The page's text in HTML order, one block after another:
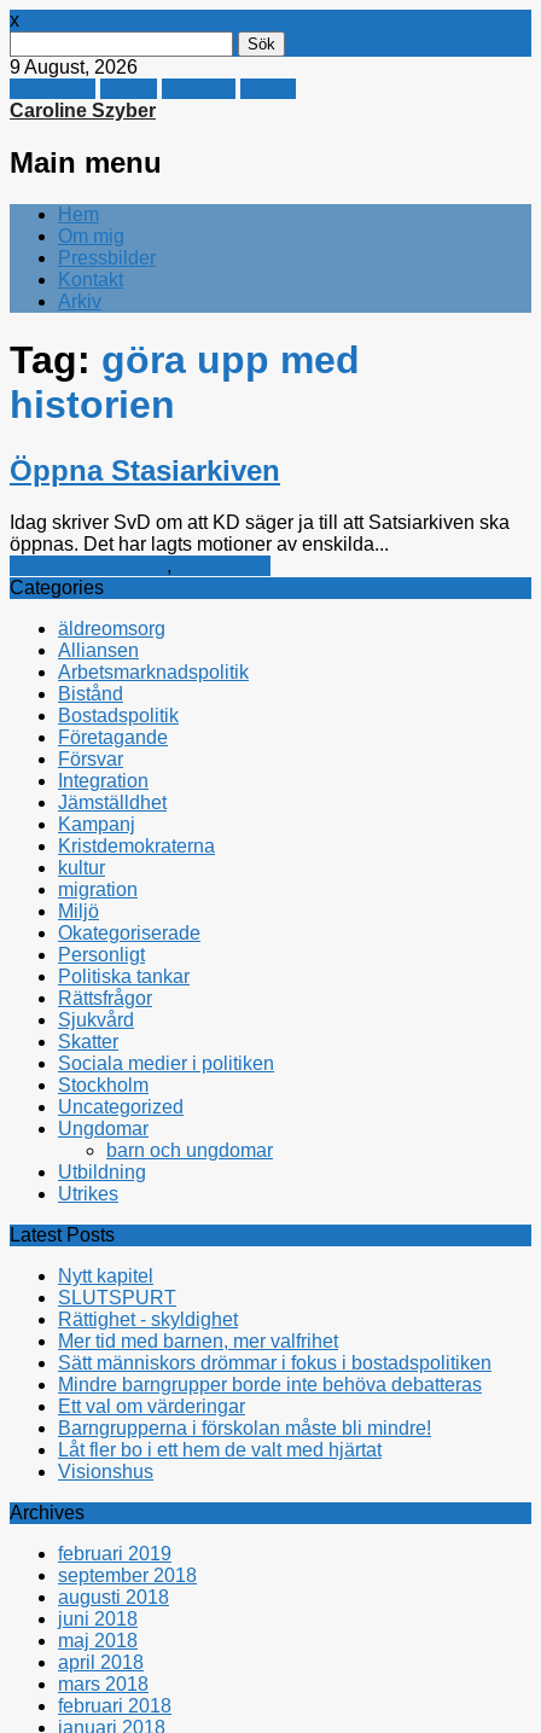
x
efter:
9 August, 2026
Caroline Szyber
Main menu
Skip
content
Hem
Om mig
Pressbilder
Kontakt
Arkiv
Tag: göra upp med
historien
Öppna Stasiarkiven
Idag skriver SvD om att KD säger ja till att Satsiarkiven ska
öppnas. Det har lagts motioner av enskilda...
,
Categories
äldreomsorg
Alliansen
Arbetsmarknadspolitik
Bistånd
Bostadspolitik
Företagande
Försvar
Integration
Jämställdhet
Kampanj
Kristdemokraterna
kultur
migration
Miljö
Okategoriserade
Personligt
Politiska tankar
Rättsfrågor
Sjukvård
Skatter
Sociala medier i politiken
Stockholm
Uncategorized
Ungdomar
barn och ungdomar
Utbildning
Utrikes
Latest Posts
Nytt kapitel
SLUTSPURT
Rättighet - skyldighet
Mer tid med barnen, mer valfrihet
Sätt människors drömmar i fokus i bostadspolitiken
Mindre barngrupper borde inte behöva debatteras
Ett val om värderingar
Barngrupperna i förskolan måste bli mindre!
Låt fler bo i ett hem de valt med hjärtat
Visionshus
Archives
februari 2019
september 2018
augusti 2018
juni 2018
maj 2018
april 2018
mars 2018
februari 2018
januari 2018